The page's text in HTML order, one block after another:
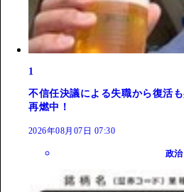
1
不信任決議による失職から復活
再燃中！
2026年08月07日 07:30
政